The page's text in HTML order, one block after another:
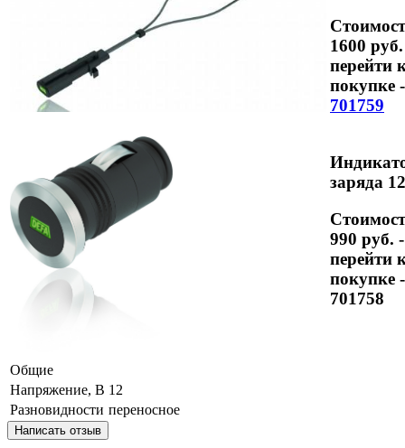
1600
перейти
покупке -
701759
заряда
990 руб. -
перейти
покупке -
701758
Общие
Напряжение, В 12
Разновидности переносное
Написать отзыв